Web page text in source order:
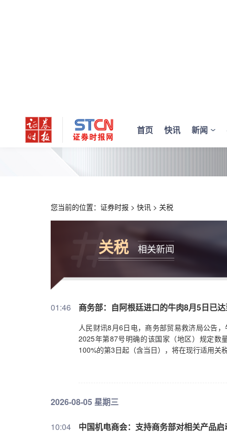
首页 快讯 新闻
您当前的位置： 证券时报 > 快讯 > 关税
关税 相关新闻
01:46 商务部：自阿根廷进口的牛肉8月5日已
人民财讯8月6日电，商务部贸易救济局公告
2025年第87号明确的该国家（地区）规定数
100%的第3日起（含当日），将在现行适用关
2026-08-05 星期三
10:04 中国机电商会：支持商务部对相关产品